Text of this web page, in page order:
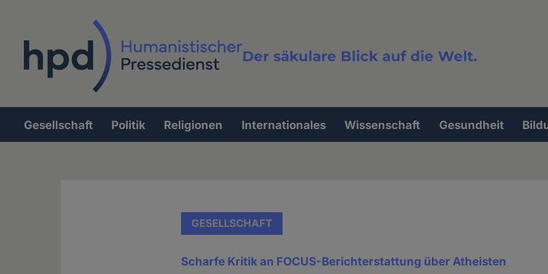
Der säkulare Blick auf die Welt.
Volltextsuche
Hauptnavigation
Gesellschaft Politik Religionen Internationales Wissenschaft Gesundheit
GESELLSCHAFT
Scharfe Kritik an FOCUS-Berichterstattung über Atheisten